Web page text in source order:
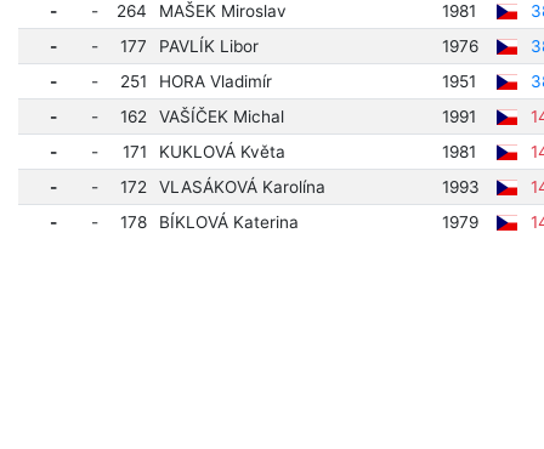
-
- 264 MAŠEK Miroslav 1981
-
- 177 PAVLÍK Libor 1976
-
- 251 HORA Vladimír 1951
-
- 162 VAŠÍČEK Michal 1991
-
- 171 KUKLOVÁ Květa 1981
-
- 172 VLASÁKOVÁ Karolína 1993
-
- 178 BÍKLOVÁ Katerina 1979